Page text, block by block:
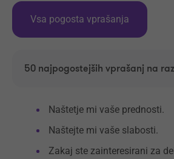
Vsa pogosta vprašanja
50 najpogostejših vprašanj na
Naštetje mi vaše prednosti.
Naštejte mi vaše slabosti.
Zakaj ste zainteresirani za